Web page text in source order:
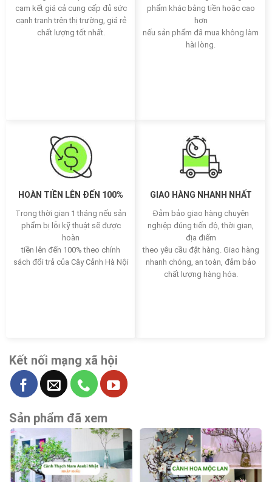
cam kết giá cả cung cấp đủ sức
cạnh tranh trên thị trường, giá rẻ
chất lượng tốt nhất.
phẩm khác bằng tiền hoặc cao
hơn
nếu sản phẩm đã mua không làm
hài lòng.
HOÀN TIỀN LÊN ĐẾN 100%
Trong thời gian 1 tháng nếu sản
phẩm bị lỗi kỹ thuật sẽ được
hoàn
tiền lên đến 100% theo chính
sách đổi trả của Cây Cảnh Hà Nội
GIAO HÀNG NHANH NHẤT
Đảm bảo giao hàng chuyên
nghiệp đúng tiến độ, thời gian,
địa điểm
theo yêu cầu đặt hàng. Giao hàng
nhanh chóng, an toàn, đảm bảo
chất lượng hàng hóa.
Kết nối mạng xã hội
Sản phẩm đã xem